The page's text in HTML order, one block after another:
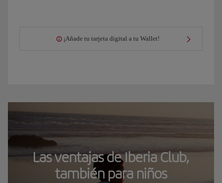
¡Añade tu tarjeta digital a tu Wallet!
Las ventajas de Iberia Club,
también para niños